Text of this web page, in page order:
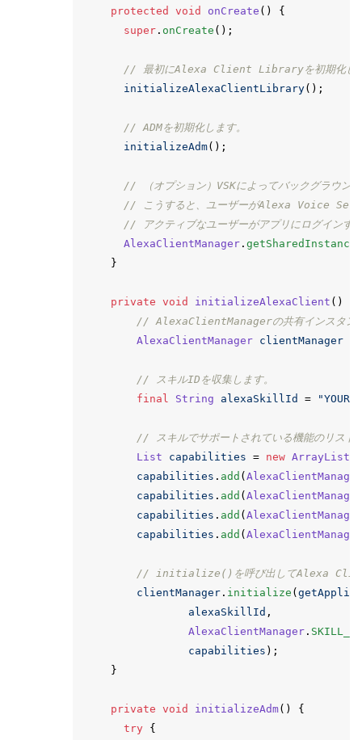
protected void onCreate ()
{
super . onCreate ();
// 最初にAlexa Client Libraryを初期化し
initializeAlexaClientLibrary();
// ADMを初期化します。
initializeAdm();
// （オプション）VSKによってバックグラウ
// こうすると、ユーザーがAlexa Voice
// アクティブなユーザーがアプリにログインす
AlexaClientManager . getSharedInstance
}
private void initializeAlexaClient ()
// AlexaClientManagerの共有インスタン
AlexaClientManager clientManager
// スキルIDを収集します。
final
String alexaSkillId =
// スキルでサポートされている機能のリスト
List
capabilities = new ArrayList
capabilities . add ( AlexaClientManager
capabilities . add ( AlexaClientManager
capabilities . add ( AlexaClientManager
capabilities . add ( AlexaClientManager
// initialize()を呼び出してAlexa
clientManager . initialize (
alexaSkillId ,
AlexaClientManager .
capabilities );
}
private void initializeAdm()
{
try {